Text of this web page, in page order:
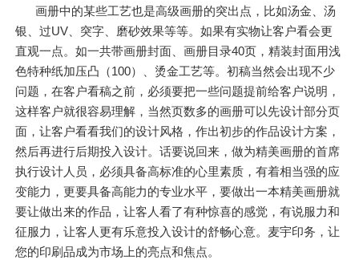
画册中的某些工艺也是高级画册的突出点，比如汤金、汤
银、过UV、突字、磨砂效果等等。如果有实物让客户看会更
直观一点。如一共带画册封面、画册目录40页，精装封面用浅
色特种纸加压凸（100）、烫金工艺等。初稿当然会出现不少
问题，在客户看稿之前，必须要把一些问题提前给客户说明，
这样客户就很容易理解，当然页数多的画册可以先设计部分页
面，让客户看看我们的设计风格，作出初步的作品设计方案，
然后再进行后期投入设计。话要说回来，做为精美画册的首席
执行设计人员，必须具备高标准的心里素质，有着相当强的应
变能力，更要具备高能力的专业水平，要做出一本精美画册就
要让做出来的作品，让客人看了有种惊喜的感觉，有说服力和
征服力，让客人更有乐意投入设计的舒畅心意。麦宇印务，让
您的印刷品成为市场上的亮点和焦点。